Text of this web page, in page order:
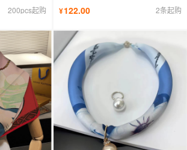
200pcs起购
长巾
¥122.00 2条起购